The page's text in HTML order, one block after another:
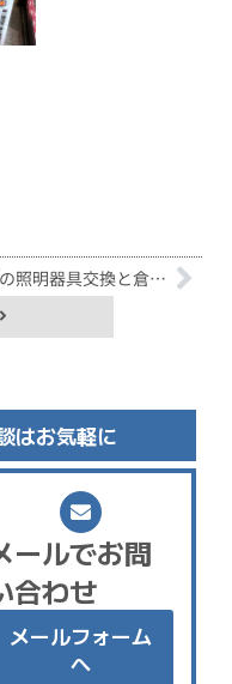
高所の照明器具交換と倉庫のLED化
はお気軽に
ールでお問
合わせ
メールフォーム
へ